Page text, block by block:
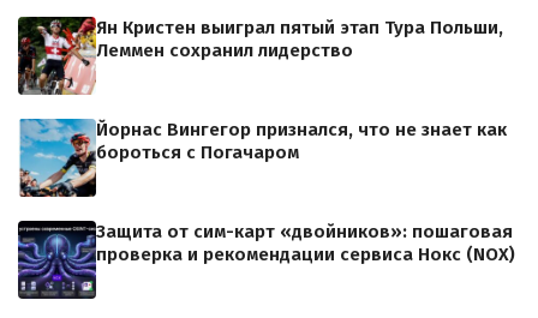
Ян Кристен выиграл пятый этап Тура Польши,
Леммен сохранил лидерство
Йорнас Вингегор признался, что не знает как
бороться с Погачаром
Защита от сим-карт «двойников»: пошаговая
проверка и рекомендации сервиса Нокс (NOX)